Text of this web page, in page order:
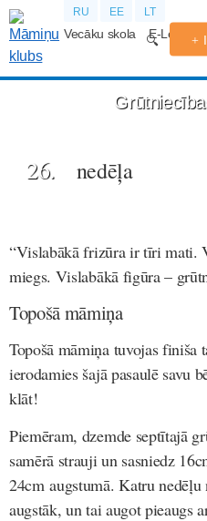
RU EE LT
Vecāku skola E-Lekcijas
26. nedēļa
“Vislabākā frizūra ir tīri mati.
miegs. Vislabākā figūra –
Topošā māmiņa
Topošā māmiņa tuvojas finiša
ierodamies šajā pasaulē savu
klāt!
Piemēram, dzemde septītajā
samērā strauji un sasniedz
24cm augstumā. Katru nedēļu
augstāk, un tai augot pieaugs